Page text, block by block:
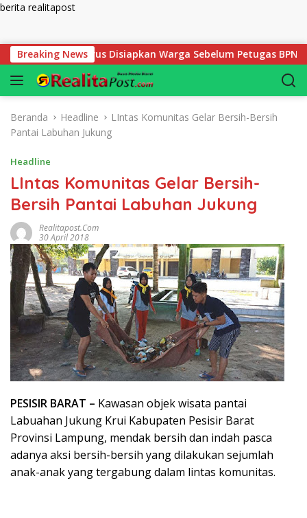
berita realitapost
Breaking News
yang Harus Disiapkan Warga Sebelum Petugas BPN Ukur
Beranda Headline
LIntas Komunitas Gelar Bersih-Bersih
Pantai Labuhan Jukung
Headline
LIntas Komunitas Gelar Bersih-
Bersih Pantai Labuhan Jukung
Realitapost.com
30 April 2018
PESISIR BARAT – Kawasan objek wisata pantai
Labuahan Jukung Krui Kabupaten Pesisir Barat
Provinsi Lampung, mendak bersih dan indah pasca
adanya aksi bersih-bersih yang dilakukan sejumlah
anak-anak yang tergabung dalam lintas komunitas.